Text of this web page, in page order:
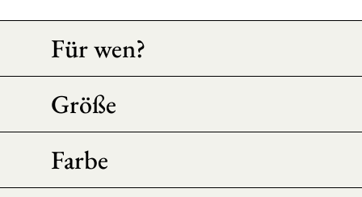
Für wen?
Größe
Farbe